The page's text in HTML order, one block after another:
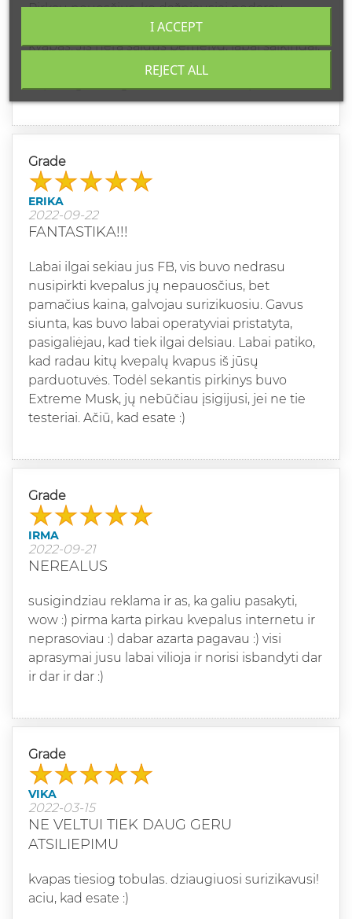
Pirkau neuosčius, ko dažniausiai nedarau.
Viskas labai prabangiai - įpakavimas, buteliukas,
kvapas. Jis nėra saldus pernelyg, labai saikingai,
kvapas minkštas, švelnus l, nėra aitrus. Atrodo
Grade
ERIKA
2022-09-22
FANTASTIKA!!!
Labai ilgai sekiau jus FB, vis buvo nedrasu
nusipirkti kvepalus jų nepauosčius, bet
pamačius kaina, galvojau surizikuosiu. Gavus
siunta, kas buvo labai operatyviai pristatyta,
pasigaliėjau, kad tiek ilgai delsiau. Labai patiko,
kad radau kitų kvepalų kvapus iš jūsų
parduotuvės. Todėl sekantis pirkinys buvo
Extreme Musk, jų nebūčiau įsigijusi, jei ne tie
testeriai. Ačiū, kad esate :)
Grade
IRMA
2022-09-21
NEREALUS
susigindziau reklama ir as, ka galiu pasakyti,
wow :) pirma karta pirkau kvepalus internetu ir
neprasoviau :) dabar azarta pagavau :) visi
aprasymai jusu labai vilioja ir norisi isbandyti dar
ir dar ir dar :)
Grade
VIKA
2022-03-15
NE VELTUI TIEK DAUG GERU
ATSILIEPIMU
kvapas tiesiog tobulas. dziaugiuosi surizikavusi!
aciu, kad esate :)
REJECT ALL
I ACCEPT